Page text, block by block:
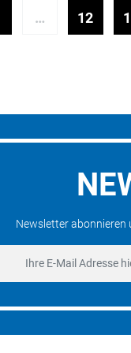
… 12
Newsletter abonnieren